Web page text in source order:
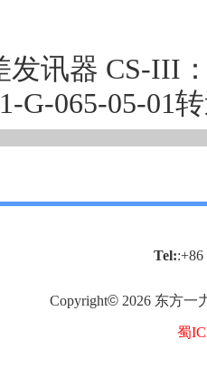
发讯器 CS-III
G-065-05-01
Tel::+86
Copyright© 2026 东方一
蜀